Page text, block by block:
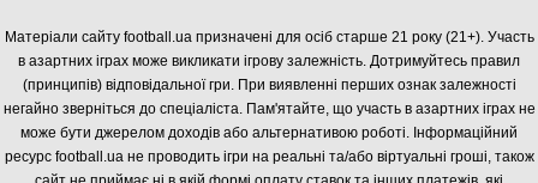
Матеріали сайту football.ua призначені для осіб старше 21 року (21+). Участь
в азартних іграх може викликати ігрову залежність. Дотримуйтесь правил
(принципів) відповідальної гри. При виявленні перших ознак залежності
негайно зверніться до спеціаліста. Пам'ятайте, що участь в азартних іграх не
може бути джерелом доходів або альтернативою роботі. Інформаційний
ресурс football.ua не проводить ігри на реальні та/або віртуальні гроші, також